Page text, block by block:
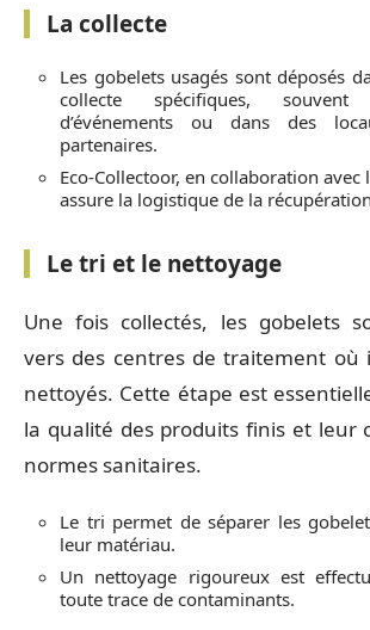
La collecte
Les gobelets usagés sont déposés
collecte spécifiques,
d’événements ou dans des
partenaires.
Eco-Collectoor, en collaboration avec
assure la logistique de la
Le tri et le nettoyage
Une fois collectés, les gobelets
vers des centres de traitement où
nettoyés. Cette étape est
la qualité des produits finis et leur
normes sanitaires.
Le tri permet de séparer les
leur matériau.
Un nettoyage rigoureux est
toute trace de contaminants.